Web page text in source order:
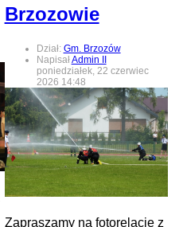
Brzozowie
Dział: Gm. Brzozów
NapisałAdmin II
poniedziałek, 22 czerwiec
2026 14:48
Zapraszamy na fotorelację z